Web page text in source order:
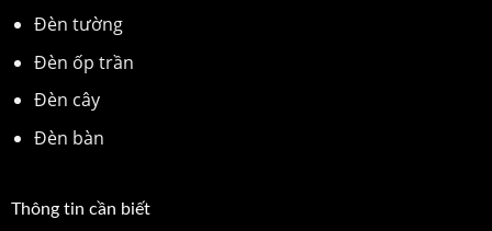
Đèn tường
Đèn ốp trần
Đèn cây
Đèn bàn
Thông tin cần biết